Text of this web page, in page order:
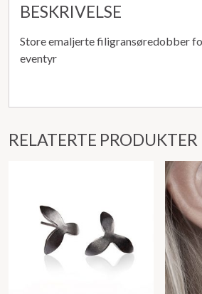
BESKRIVELSE
Store emaljerte filigransøredobber
eventyr
RELATERTE PRODUKTER